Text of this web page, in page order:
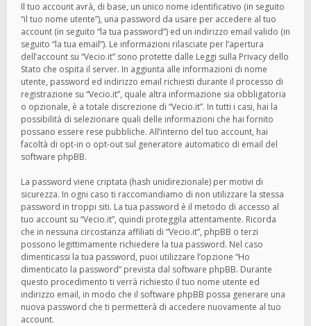
Il tuo account avrà, di base, un unico nome identificativo (in seguito
“il tuo nome utente”), una password da usare per accedere al tuo
account (in seguito “la tua password”) ed un indirizzo email valido (in
seguito “la tua email”). Le informazioni rilasciate per l’apertura
dell’account su “Vecio.it” sono protette dalle Leggi sulla Privacy dello
Stato che ospita il server. In aggiunta alle informazioni di nome
utente, password ed indirizzo email richiesti durante il processo di
registrazione su “Vecio.it”, quale altra informazione sia obbligatoria
o opzionale, è a totale discrezione di “Vecio.it”. In tutti i casi, hai la
possibilità di selezionare quali delle informazioni che hai fornito
possano essere rese pubbliche. All’interno del tuo account, hai
facoltà di opt-in o opt-out sul generatore automatico di email del
software phpBB.
La password viene criptata (hash unidirezionale) per motivi di
sicurezza. In ogni caso ti raccomandiamo di non utilizzare la stessa
password in troppi siti. La tua password è il metodo di accesso al
tuo account su “Vecio.it”, quindi proteggila attentamente. Ricorda
che in nessuna circostanza affiliati di “Vecio.it”, phpBB o terzi
possono legittimamente richiedere la tua password. Nel caso
dimenticassi la tua password, puoi utilizzare l’opzione “Ho
dimenticato la password” prevista dal software phpBB. Durante
questo procedimento ti verrà richiesto il tuo nome utente ed
indirizzo email, in modo che il software phpBB possa generare una
nuova password che ti permetterà di accedere nuovamente al tuo
account.